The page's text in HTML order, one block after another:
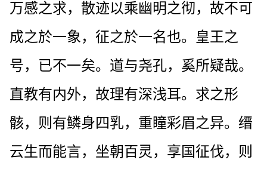
万感之求，散迹以乘幽明之彻，故不可
成之於一象，征之於一名也。皇王之
号，已不一矣。道与尧孔，奚所疑哉。
直教有内外，故理有深浅耳。求之形
骸，则有鳞身四乳，重瞳彩眉之异。缙
云生而能言，坐朝百灵，享国征伐，则